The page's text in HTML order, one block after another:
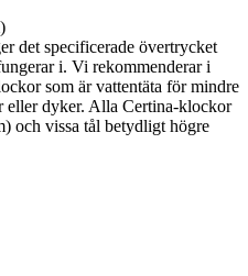
det specificerade övertrycket
i. Vi rekommenderar i
som är vattentäta för mindre
eller dyker. Alla Certina-klockor
och vissa tål betydligt högre